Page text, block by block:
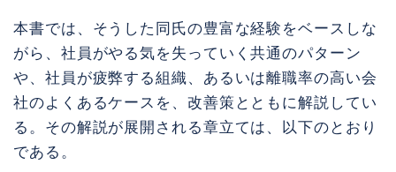
本書では、そうした同氏の豊富な経験をベースしな
がら、社員がやる気を失っていく共通のパターン
や、社員が疲弊する組織、あるいは離職率の高い会
社のよくあるケースを、改善策とともに解説してい
る。その解説が展開される章立ては、以下のとおり
である。